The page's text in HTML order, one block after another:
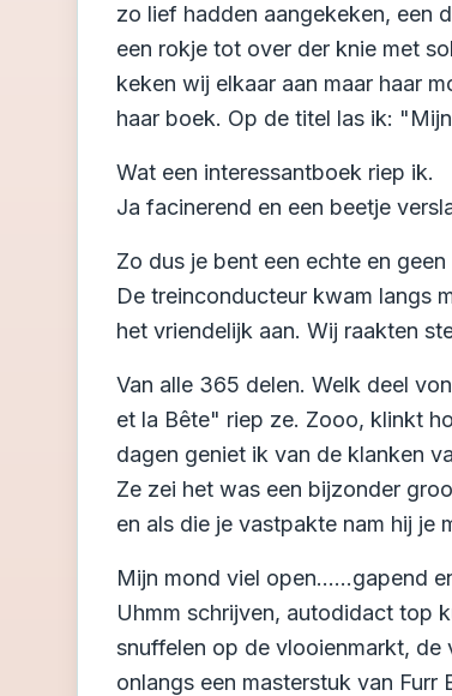
zo lief hadden aangekeken, een
een rokje tot over der knie met
keken wij elkaar aan maar haar
haar boek. Op de titel las ik:
Wat een interessantboek riep ik.
Ja facinerend en een beetje
Zo dus je bent een echte en
De treinconducteur kwam langs
het vriendelijk aan. Wij raakten
Van alle 365 delen. Welk deel
et la Bête" riep ze. Zooo, klinkt
dagen geniet ik van de klanken
Ze zei het was een bijzonder
en als die je vastpakte nam hij je
Mijn mond viel open......gapend
Uhmm schrijven, autodidact top
snuffelen op de vlooienmarkt,
onlangs een masterstuk van